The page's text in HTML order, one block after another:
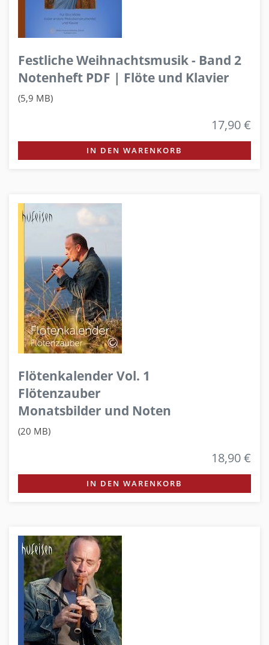
Festliche Weihnachtsmusik - Band 2
Notenheft PDF | Flöte und Klavier
(5,9 MB)
17,90 €
IN DEN WARENKORB
Flötenkalender Vol. 1
Flötenzauber
Monatsbilder und Noten
(20 MB)
18,90 €
IN DEN WARENKORB